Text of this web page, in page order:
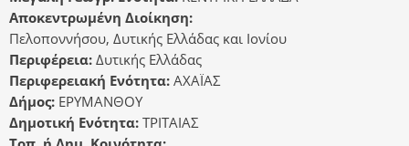
Αποκεντρωμένη Διοίκηση:
Πελοποννήσου, Δυτικής Ελλάδας και Ιονίου
Περιφέρεια: Δυτικής Ελλάδας
Περιφερειακή Ενότητα: ΑΧΑΪΑΣ
Δήμος: ΕΡΥΜΑΝΘΟΥ
Δημοτική Ενότητα: ΤΡΙΤΑΙΑΣ